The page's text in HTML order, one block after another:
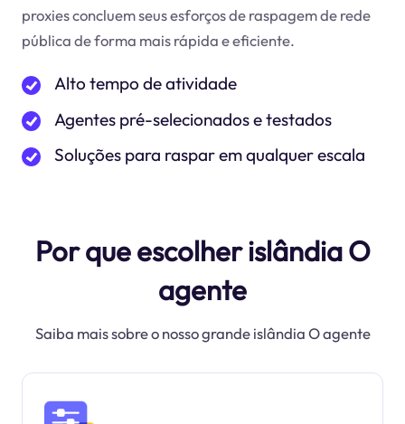
proxies concluem seus esforços de raspagem de rede
pública de forma mais rápida e eficiente.
Alto tempo de atividade
Agentes pré-selecionados e testados
Soluções para raspar em qualquer escala
Por que escolher islândia O
agente
Saiba mais sobre o nosso grande islândia O agente